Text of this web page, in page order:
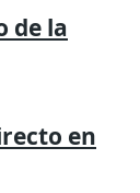
de la
en